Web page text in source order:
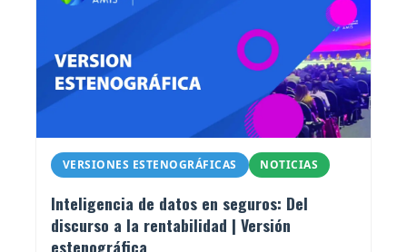
VERSIONES ESTENOGRÁFICAS NOTICIAS
Inteligencia de datos en seguros: Del
discurso a la rentabilidad | Versión
estenográfica